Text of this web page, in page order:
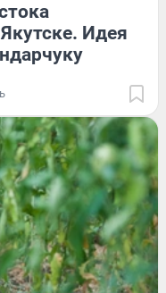
Идея